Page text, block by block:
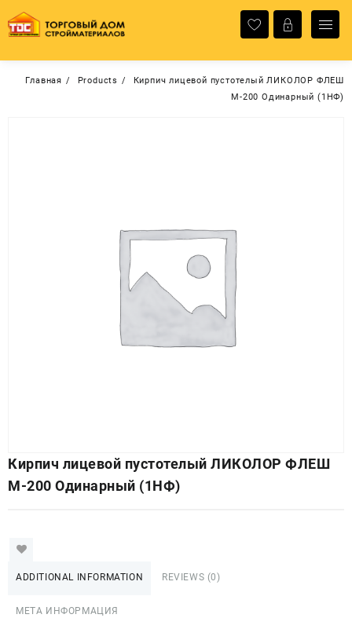
содержимому
Главная Products
Кирпич лицевой пустотелый ЛИКОЛОР ФЛЕШ
М-200 Одинарный (1НФ)
Кирпич лицевой пустотелый ЛИКОЛОР ФЛЕШ
М-200 Одинарный (1НФ)
ADDITIONAL INFORMATION REVIEWS (0)
МЕТА ИНФОРМАЦИЯ